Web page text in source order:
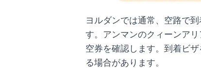
ヨルダンでは通常、空路で
す。アンマンのクィーンア
空券を確認します。到着ビ
る場合があります。